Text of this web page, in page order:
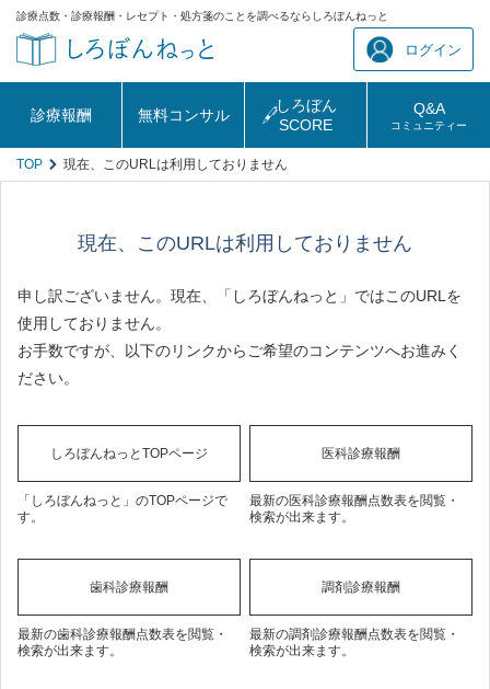
診療点数・診療報酬・レセプト・処方箋のことを調べるならしろぼんねっと
ログイン
診療報酬 無料コンサル
しろぼん
SCORE
Q&A
コミュニティー
TOP 現在、このURLは利用しておりません
現在、このURLは利用しておりません
申し訳ございません。現在、「しろぼんねっと」ではこのURLを
使用しておりません。
お手数ですが、以下のリンクからご希望のコンテンツへお進みく
ださい。
しろぼんねっとTOPページ
「しろぼんねっと」のTOPページで
す。
医科診療報酬
最新の医科診療報酬点数表を閲覧・
検索が出来ます。
歯科診療報酬
最新の歯科診療報酬点数表を閲覧・
検索が出来ます。
調剤診療報酬
最新の調剤診療報酬点数表を閲覧・
検索が出来ます。